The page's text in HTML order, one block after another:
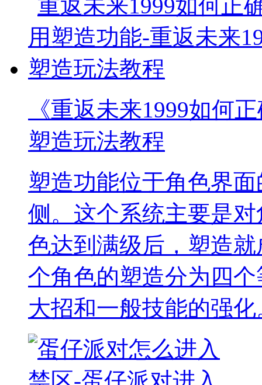
《重返未来1999如何
塑造玩法教程
塑造功能位于角色界
侧。这个系统主要是
色达到满级后，塑造
个角色的塑造分为四
大招和一般技能的强化